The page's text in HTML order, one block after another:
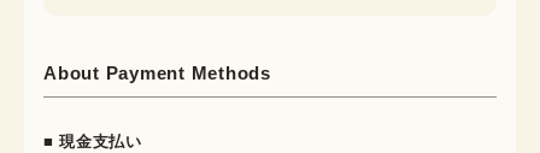
About Payment Methods
■ 現金支払い